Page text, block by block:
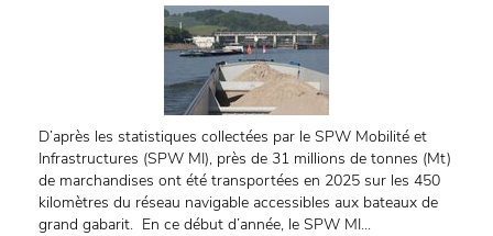
D’après les statistiques collectées par le SPW Mobilité et
Infrastructures (SPW MI), près de 31 millions de tonnes (Mt)
de marchandises ont été transportées en 2025 sur les 450
kilomètres du réseau navigable accessibles aux bateaux de
grand gabarit. En ce début d’année, le SPW MI...